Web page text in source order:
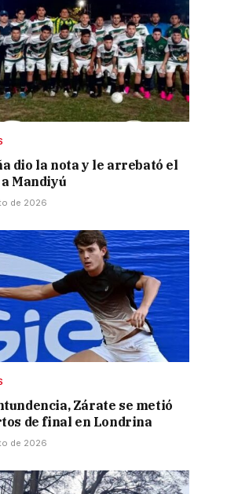
dio la nota y le arrebató el
Mandiyú
de 2026
Zárate se metió
de final en Londrina
de 2026